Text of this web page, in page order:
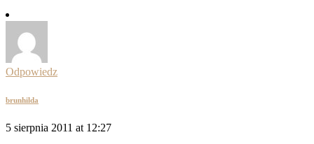
Odpowiedz
brunhilda
5 sierpnia 2011 at 12:27